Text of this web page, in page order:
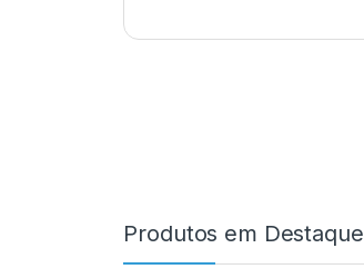
Produtos em Destaque